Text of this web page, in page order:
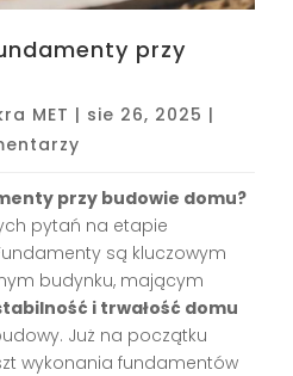
przy
MET | sie 26, 2025 |
przy budowie domu?
pytań na etapie
są kluczowym
budynku, mającym
i trwałość domu
Już na początku
wykonania fundamentów